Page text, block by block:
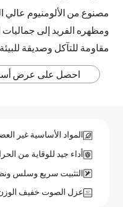
مصنوع من الألومنيوم عالي
ومظهره الفريد إلى جماليات
مقاومة للتآكل وصديقة
احصل على عرض
المواد الأساسية غير
أداء جيد للوقاية من
التثبيت سريع وسلس
عزل الصوت خفيف الوزن